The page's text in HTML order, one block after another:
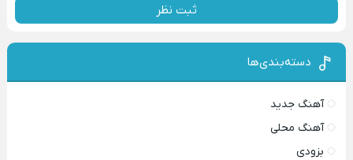
ثبت نظر
دسته‌بندی‌ها
آهنگ جدید
آهنگ محلی
بزودی